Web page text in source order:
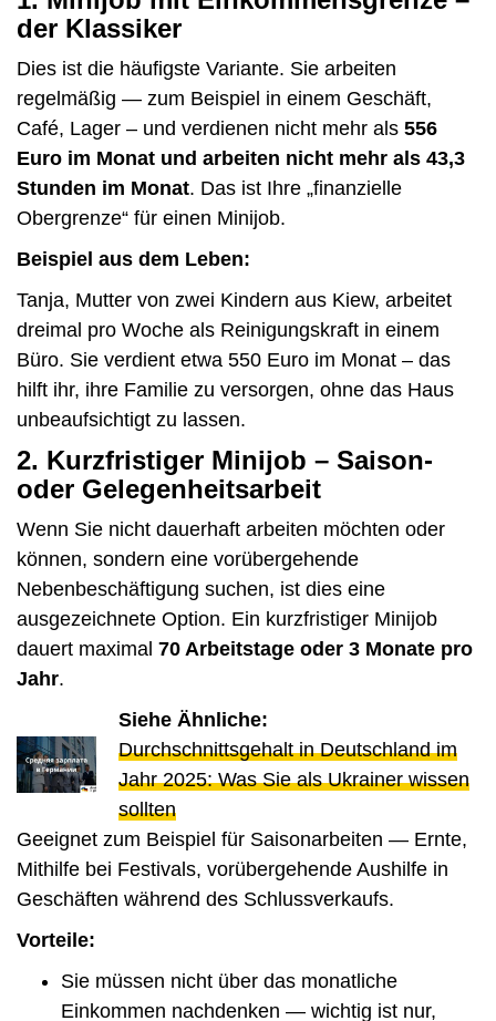
der Klassiker
Dies ist die häufigste Variante. Sie arbeiten
regelmäßig — zum Beispiel in einem Geschäft,
Café, Lager – und verdienen nicht mehr als 556
Euro im Monat und arbeiten nicht mehr als 43,3
Stunden im Monat. Das ist Ihre „finanzielle
Obergrenze“ für einen Minijob.
Beispiel aus dem Leben:
Tanja, Mutter von zwei Kindern aus Kiew, arbeitet
dreimal pro Woche als Reinigungskraft in einem
Büro. Sie verdient etwa 550 Euro im Monat – das
hilft ihr, ihre Familie zu versorgen, ohne das Haus
unbeaufsichtigt zu lassen.
2. Kurzfristiger Minijob – Saison-
oder Gelegenheitsarbeit
Wenn Sie nicht dauerhaft arbeiten möchten oder
können, sondern eine vorübergehende
Nebenbeschäftigung suchen, ist dies eine
ausgezeichnete Option. Ein kurzfristiger Minijob
dauert maximal 70 Arbeitstage oder 3 Monate pro
Jahr.
Siehe Ähnliche:
Durchschnittsgehalt in Deutschland im
Jahr 2025: Was Sie als Ukrainer wissen
sollten
Geeignet zum Beispiel für Saisonarbeiten — Ernte,
Mithilfe bei Festivals, vorübergehende Aushilfe in
Geschäften während des Schlussverkaufs.
Vorteile:
Sie müssen nicht über das monatliche
Einkommen nachdenken — wichtig ist nur,